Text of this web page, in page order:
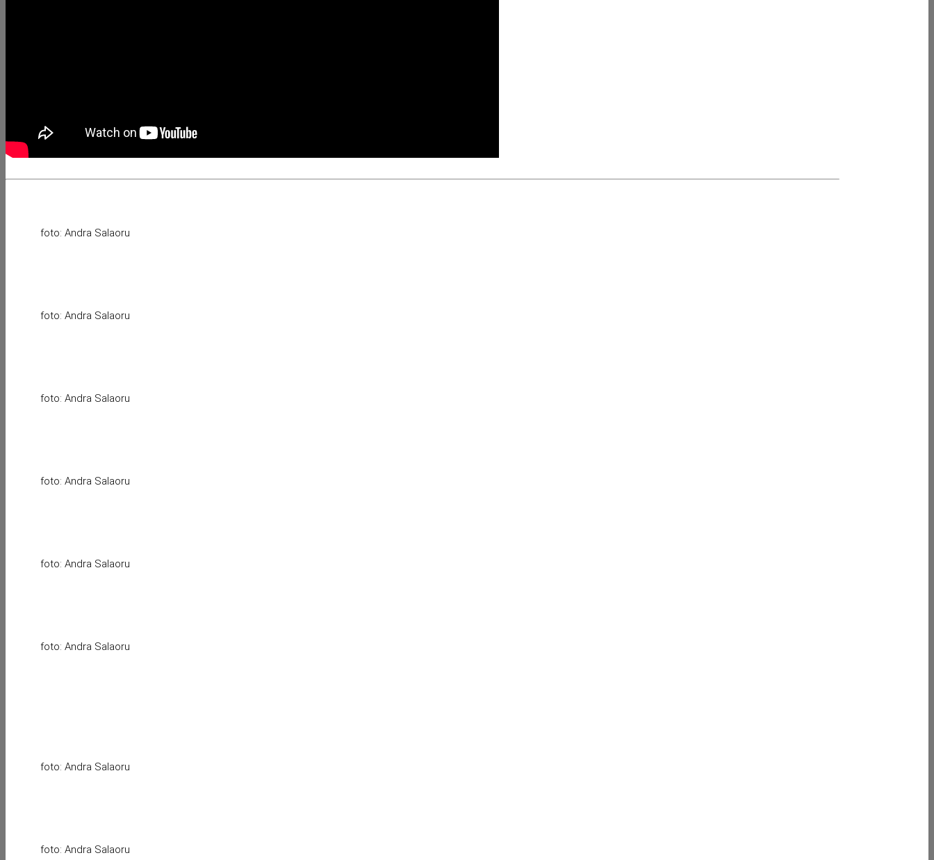
foto: Andra Salaoru
foto: Andra Salaoru
foto: Andra Salaoru
foto: Andra Salaoru
foto: Andra Salaoru
foto: Andra Salaoru
foto: Andra Salaoru
foto: Andra Salaoru